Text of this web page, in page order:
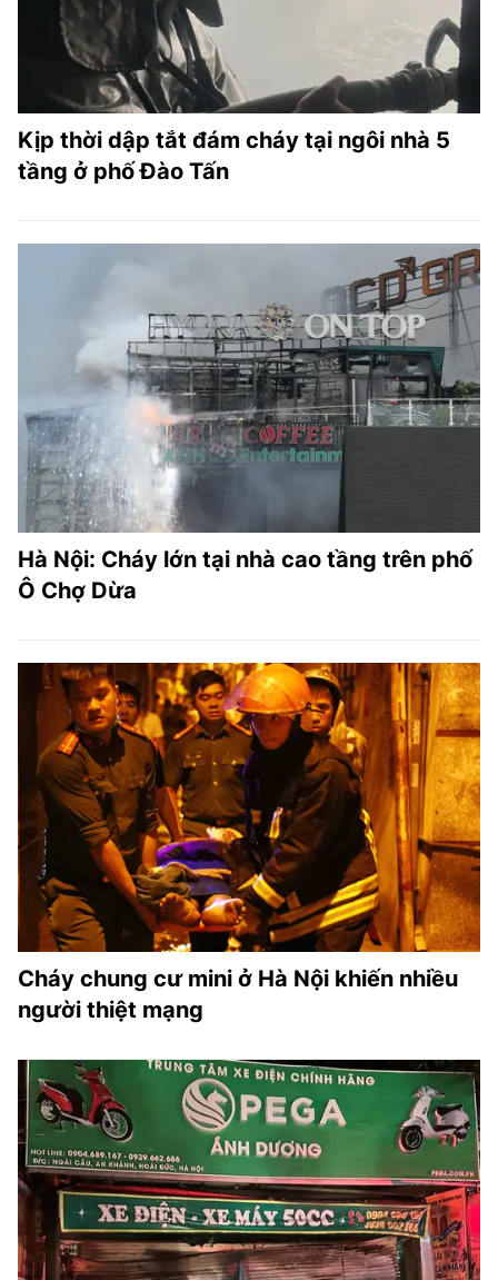
Kịp thời dập tắt đám cháy tại ngôi nhà 5
tầng ở phố Đào Tấn
Hà Nội: Cháy lớn tại nhà cao tầng trên phố
Ô Chợ Dừa
Cháy chung cư mini ở Hà Nội khiến nhiều
người thiệt mạng